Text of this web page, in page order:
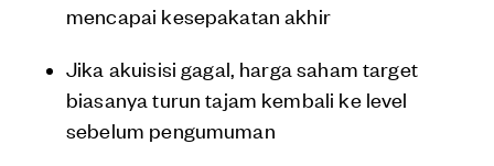
mencapai kesepakatan akhir
Jika akuisisi gagal, harga saham target
biasanya turun tajam kembali ke level
sebelum pengumuman